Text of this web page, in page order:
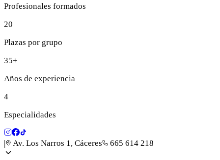
Profesionales formados
20
Plazas por grupo
35+
Años de experiencia
4
Especialidades
Av. Los Narros 1, Cáceres 665 614 218